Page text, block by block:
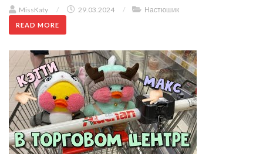
MissKaty / 29.03.2024 / Настюшик
READ MORE